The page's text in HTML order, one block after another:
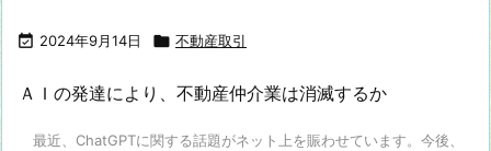
 2024年9月14日  不動産取引
ＡＩの発達により、不動産仲介業は消滅するか
最近、ChatGPTに関する話題がネット上を賑わせています。今後、